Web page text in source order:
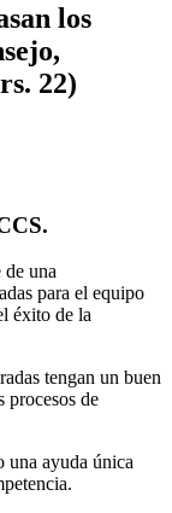
los
22)
una
para el equipo
éxito de la
tengan un buen
procesos de
una ayuda única